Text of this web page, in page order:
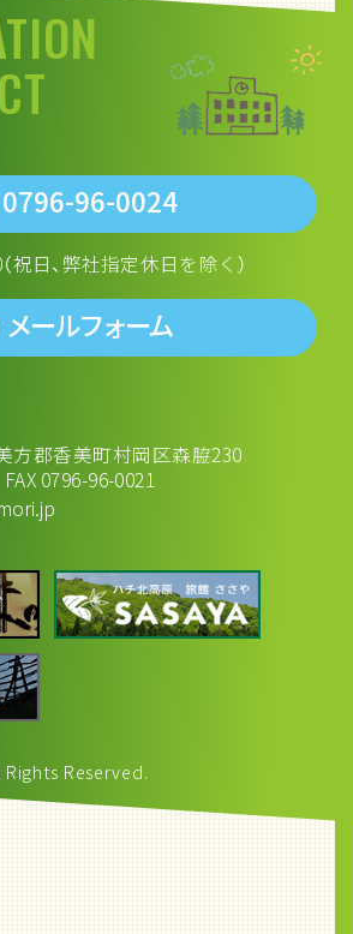
0796-96-0024
祝日、弊社指定休日を除く）
メールフォーム
方郡香美町村岡区森脇230
0796-96-0021
Rights Reserved.